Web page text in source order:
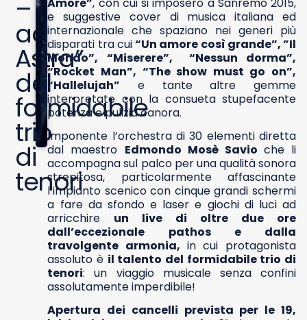
–
ad
Astra”
del
formidabile
trio
di
tenori
e suggestive cover di musica italiana ed
internazionale che spaziano nei generi più
disparati tra cui“Un amore così grande”, ”Il
Mondo”, “Miserere”, “Nessun dorma”,
“Rocket Man”, “The show must go on”,
“Hallelujah” e tante altre gemme
interpretate con la consueta stupefacente
potenza e pulizia canora.
Imponente l’orchestra di 30 elementi diretta
dal maestro Edmondo Mosè Savio che li
accompagna sul palco per una qualità sonora
strepitosa, particolarmente affascinante
l’impianto scenico con cinque grandi schermi
a fare da sfondo e laser e giochi di luci ad
arricchire un live di oltre due ore
dall’eccezionale pathos e dalla
travolgente armonia, in cui protagonista
assoluto è il talento del formidabile trio di
tenori: un viaggio musicale senza confini
assolutamente imperdibile!
Apertura dei cancelli prevista per le 19,